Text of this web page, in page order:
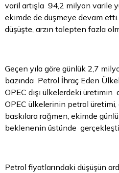
varil artışla 94,2 milyon varile
ekimde de düşmeye devam
düşüşte, arzın talepten fazla
Geçen yıla göre günlük 2,7
bazında Petrol İhraç Eden
OPEC dışı ülkelerdeki üretimin
OPEC ülkelerinin petrol
baskılara rağmen, ekimde
beklenenin üstünde
Petrol fiyatlarındaki düşüşün